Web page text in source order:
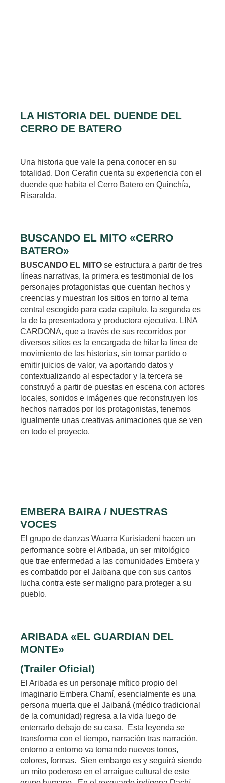
LA HISTORIA DEL DUENDE DEL
CERRO DE BATERO
Una historia que vale la pena conocer en su
totalidad. Don Cerafin cuenta su experiencia con el
duende que habita el Cerro Batero en Quinchía,
Risaralda.
BUSCANDO EL MITO «CERRO
BATERO»
BUSCANDO EL MITO se estructura a partir de tres
líneas narrativas, la primera es testimonial de los
personajes protagonistas que cuentan hechos y
creencias y muestran los sitios en torno al tema
central escogido para cada capítulo, la segunda es
la de la presentadora y productora ejecutiva, LINA
CARDONA, que a través de sus recorridos por
diversos sitios es la encargada de hilar la línea de
movimiento de las historias, sin tomar partido o
emitir juicios de valor, va aportando datos y
contextualizando al espectador y la tercera se
construyó a partir de puestas en escena con actores
locales, sonidos e imágenes que reconstruyen los
hechos narrados por los protagonistas, tenemos
igualmente unas creativas animaciones que se ven
en todo el proyecto.
EMBERA BAIRA / NUESTRAS
VOCES
El grupo de danzas Wuarra Kurisiadeni hacen un
performance sobre el Aribada, un ser mitológico
que trae enfermedad a las comunidades Embera y
es combatido por el Jaibana que con sus cantos
lucha contra este ser maligno para proteger a su
pueblo.
ARIBADA «EL GUARDIAN DEL
MONTE»
(Trailer Oficial)
El Aribada es un personaje mítico propio del
imaginario Embera Chamí, esencialmente es una
persona muerta que el Jaibaná (médico tradicional
de la comunidad) regresa a la vida luego de
enterrarlo debajo de su casa. Esta leyenda se
transforma con el tiempo, narración tras narración,
entorno a entorno va tomando nuevos tonos,
colores, formas. Sien embargo es y seguirá siendo
un mito poderoso en el arraigue cultural de este